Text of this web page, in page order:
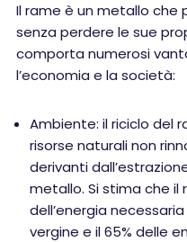
Il rame è un metallo che
senza perdere le sue
comporta numerosi
l’economia e la società:
Ambiente: il riciclo del
risorse naturali non
derivanti
metallo. Si stima che il
dell’energia
vergine e il 65% delle